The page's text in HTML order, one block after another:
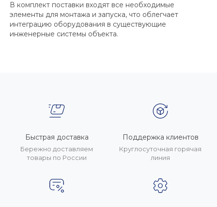
В комплект поставки входят все необходимые
элементы для монтажа и запуска, что облегчает
интеграцию оборудования в существующие
инженерные системы объекта.
Быстрая доставка
Бережно доставляем
товары по России
Поддержка клиентов
Круглосуточная горячая
линия